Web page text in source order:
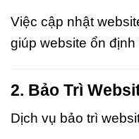
Việc cập nhật
giúp website ổn
2. Bảo Trì
Dịch vụ bảo trì